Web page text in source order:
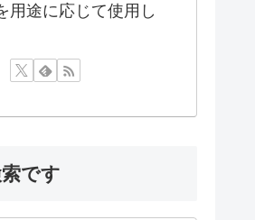
用途に応じて使用し
です